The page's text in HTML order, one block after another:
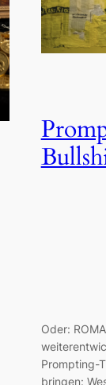
Oder:
Prompting-
bringen: